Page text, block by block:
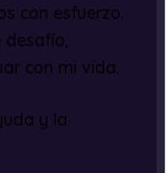
con esfuerzo.
con mi vida.
y la